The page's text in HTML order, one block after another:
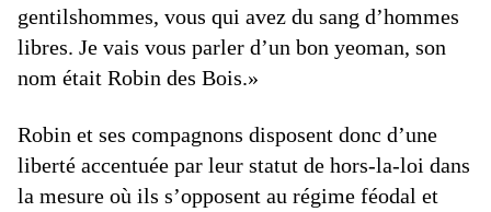
gentilshommes, vous qui avez du sang d’hommes
libres. Je vais vous parler d’un bon yeoman, son
nom était Robin des Bois.»
Robin et ses compagnons disposent donc d’une
liberté accentuée par leur statut de hors-la-loi dans
la mesure où ils s’opposent au régime féodal et